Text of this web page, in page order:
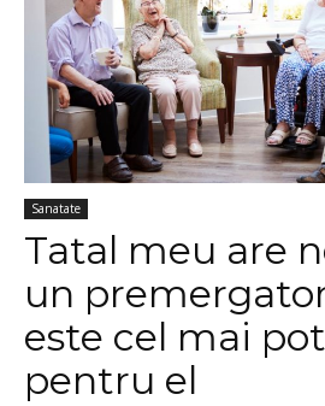
Sanatate
Tatal meu are
un
este cel mai
pentru el